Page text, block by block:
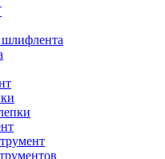
шлифлента